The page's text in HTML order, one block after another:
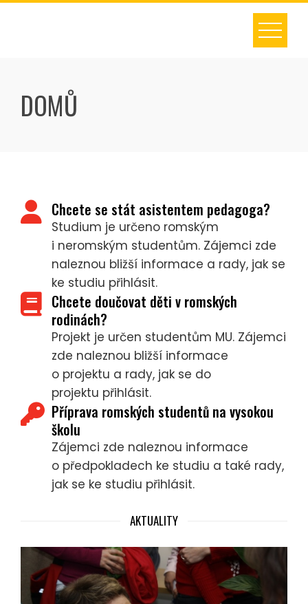
Skip
DOMŮ
Chcete se stát asistentem pedagoga?
Studium je určeno romským
i neromským studentům. Zájemci zde
naleznou bližší informace a rady, jak se
ke studiu přihlásit.
Chcete doučovat děti v romských
rodinách?
Projekt je určen studentům MU. Zájemci
zde naleznou bližší informace
o projektu a rady, jak se do
projektu přihlásit.
Příprava romských studentů na vysokou
školu
Zájemci zde naleznou informace
o předpokladech ke studiu a také rady,
jak se ke studiu přihlásit.
AKTUALITY